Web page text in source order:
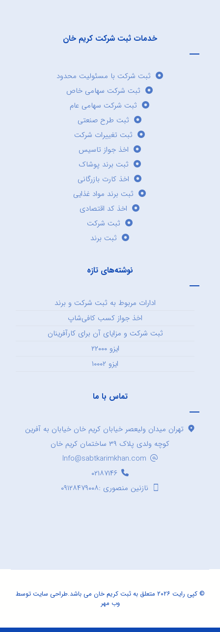
خدمات ثبت شرکت کریم خان
ثبت شرکت با مسئولیت محدود
ثبت شرکت سهامی خاص
ثبت شرکت سهامی عام
ثبت طرح صنعتی
ثبت تغییرات شرکت
اخذ جواز تاسیس
ثبت برند پوشاک
اخذ کارت بازرگانی
ثبت برند مواد غذایی
اخذ کد اقتصادی
ثبت شرکت
ثبت برند
نوشته‌های تازه
ادارات مربوط به ثبت شرکت و برند
اخذ جواز کسب کافی‌شاپ
ثبت شرکت و مزایای آن برای کارآفرینان
ایزو ۲۲۰۰۰
ایزو ۱۰۰۰۲
تماس با ما
تهران میدان ولیعصر خیابان کریم خان خیابان به آفرین
کوچه ولدی پلاک ۳۹ ساختمان کریم خان
Info@sabtkarimkhan.com
۰۲۱۸۷۱۴۶
نازنین منصوری :۰۹۱۲۸۴۷۹۰۰۸
© کپی رایت ۲۰۲۶ متعلق به ثبت کریم خان می باشد. طراحی سایتتوسط
وب مهر